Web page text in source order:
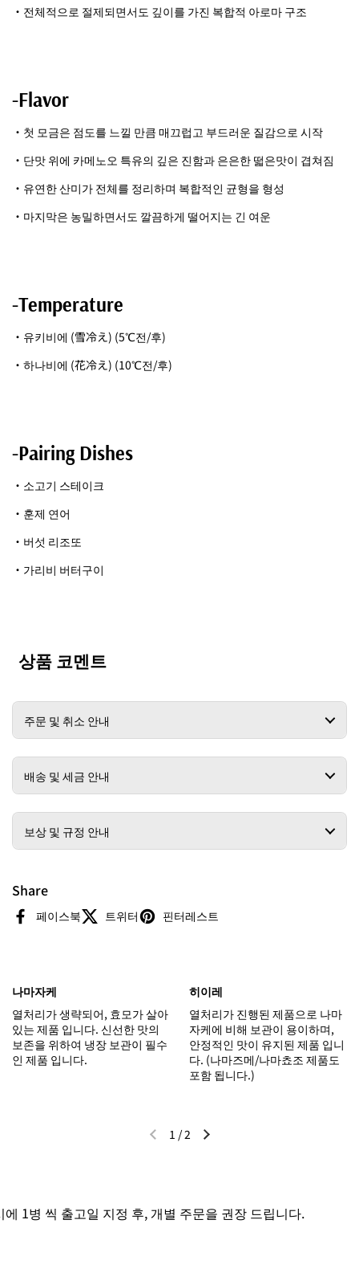
・전체적으로 절제되면서도 깊이를 가진 복합적 아로마 구조
-Flavor
・첫 모금은 점도를 느낄 만큼 매끄럽고 부드러운 질감으로 시작
・단맛 위에 카메노오 특유의 깊은 진함과 은은한 떫은맛이 겹쳐짐
・유연한 산미가 전체를 정리하며 복합적인 균형을 형성
・마지막은 농밀하면서도 깔끔하게 떨어지는 긴 여운
-Temperature
・유키비에 (雪冷え) (5℃전/후)
・하나비에 (花冷え) (10℃전/후)
-Pairing Dishes
・소고기 스테이크
・훈제 연어
・버섯 리조또
・가리비 버터구이
상품 코멘트
주문 및 취소 안내
배송 및 세금 안내
보상 및 규정 안내
Share
페이스북 트위터 핀터레스트
나마자케
열처리가 생략되어, 효모가 살아
있는 제품 입니다. 신선한 맛의
보존을 위하여 냉장 보관이 필수
인 제품 입니다.
히이레
열처리가 진행된 제품으로 나마
자케에 비해 보관이 용이하며,
안정적인 맛이 유지된 제품 입니
다. (나마즈메/나마쵸조 제품도
포함 됩니다.)
이전 슬라이드다음 슬라이드
1 /2
병 씩 출고일 지정 후, 개별 주문을 권장 드립니다.